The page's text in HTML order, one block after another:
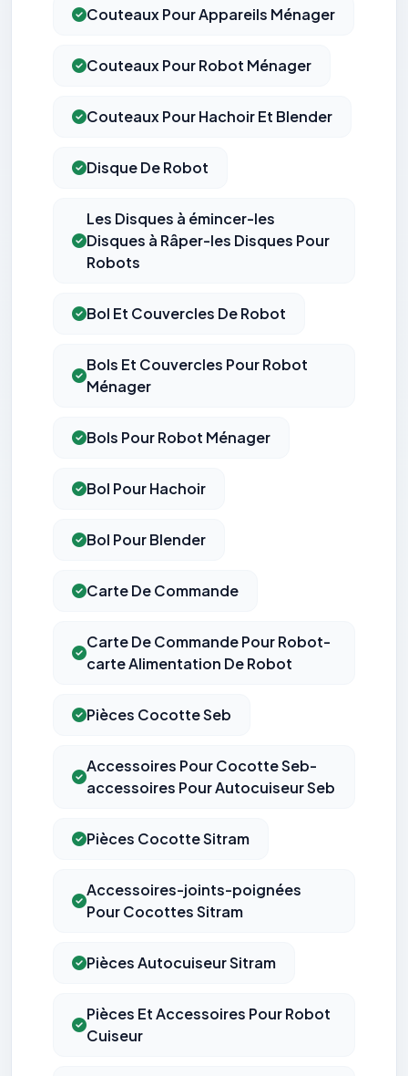
Couteaux Pour Appareils Ménager
Couteaux Pour Robot Ménager
Couteaux Pour Hachoir Et Blender
Disque De Robot
Les Disques à émincer-les
Disques à Râper-les Disques Pour
Robots
Bol Et Couvercles De Robot
Bols Et Couvercles Pour Robot
Ménager
Bols Pour Robot Ménager
Bol Pour Hachoir
Bol Pour Blender
Carte De Commande
Carte De Commande Pour Robot-
carte Alimentation De Robot
Pièces Cocotte Seb
Accessoires Pour Cocotte Seb-
accessoires Pour Autocuiseur Seb
Pièces Cocotte Sitram
Accessoires-joints-poignées
Pour Cocottes Sitram
Pièces Autocuiseur Sitram
Pièces Et Accessoires Pour Robot
Cuiseur